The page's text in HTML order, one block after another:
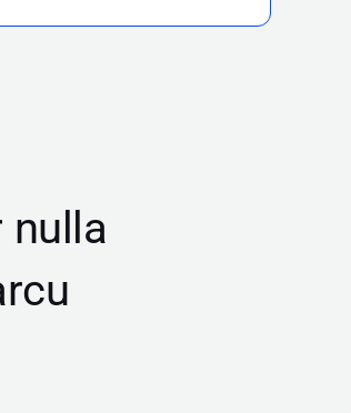
nulla